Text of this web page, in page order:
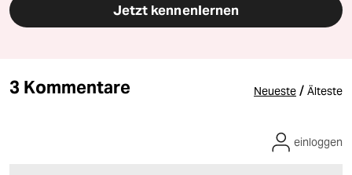
Jetzt kennenlernen
3 Kommentare Neueste / Älteste
einloggen